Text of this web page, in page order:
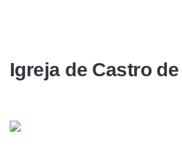
Igreja de Castro